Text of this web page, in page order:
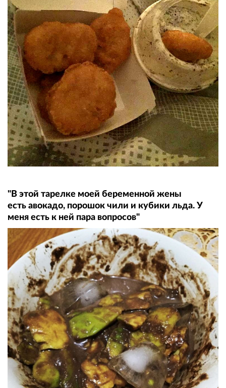
"В этой тарелке моей беременной жены
есть авокадо, порошок чили и кубики льда. У
меня есть к ней пара вопросов"